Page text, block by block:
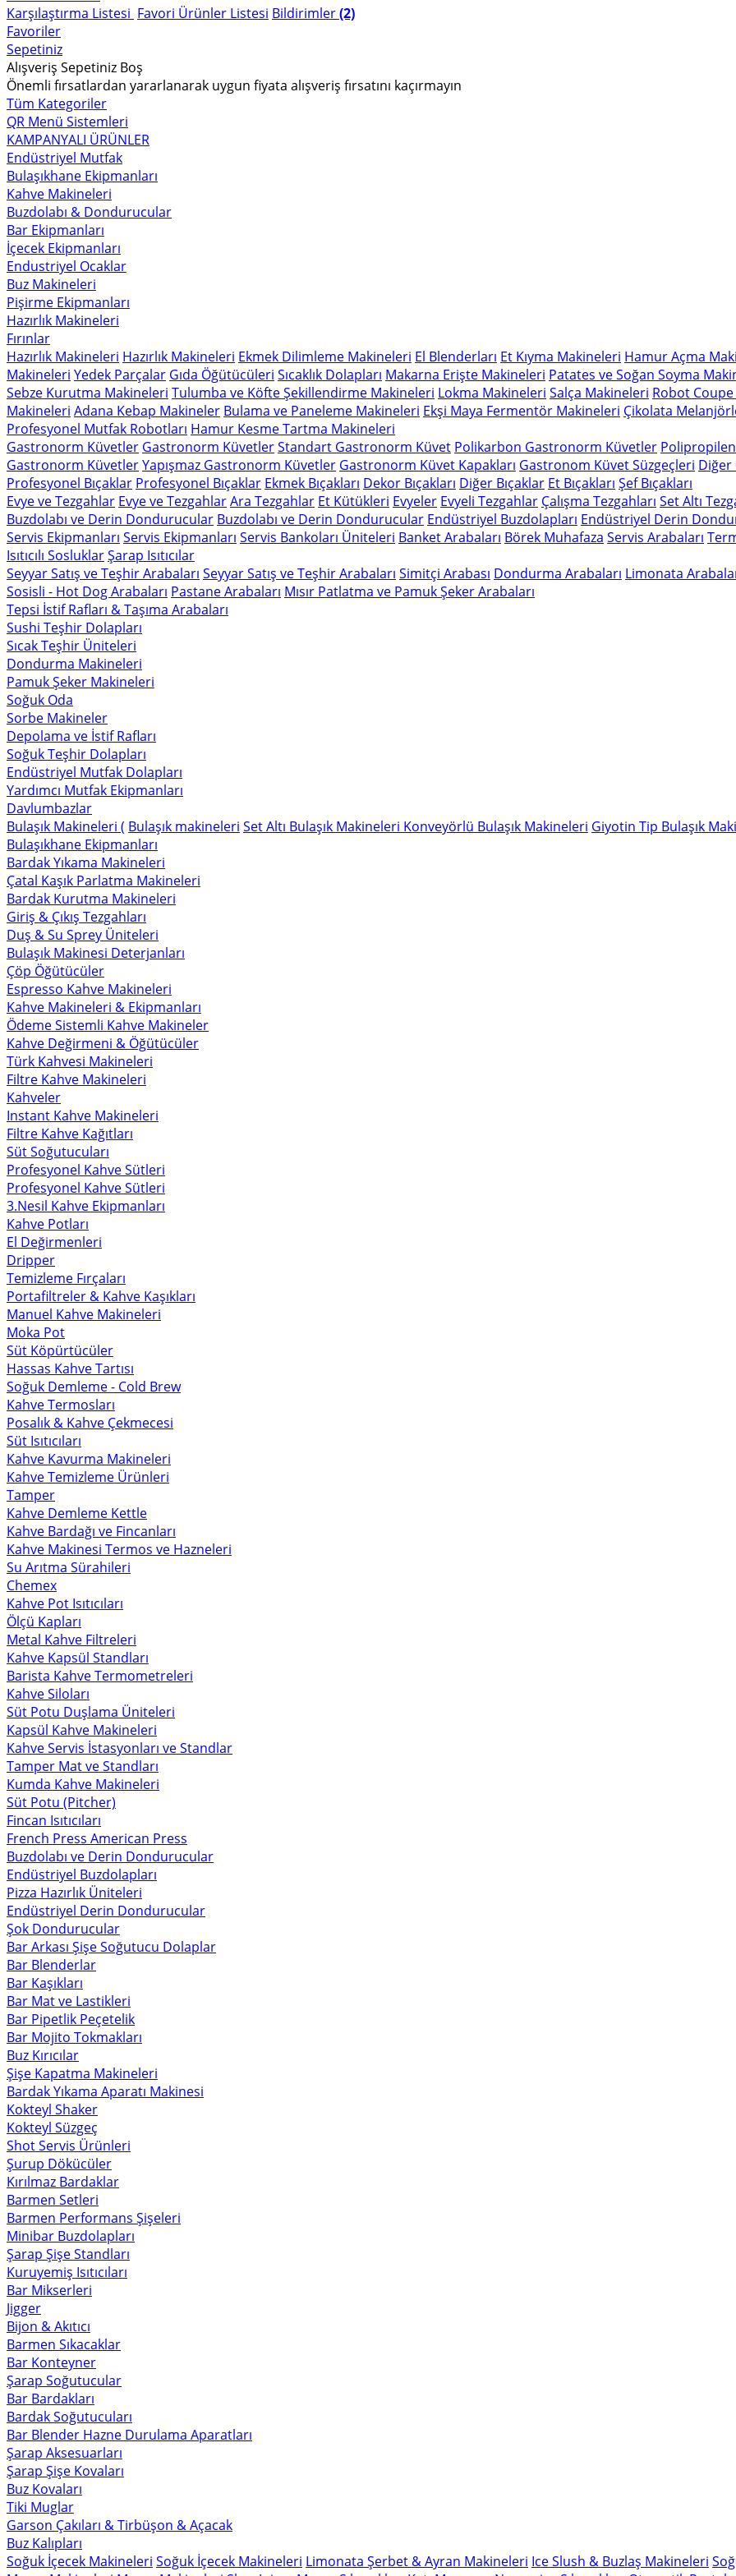
Karşılaştırma Listesi Favori Ürünler Listesi Bildirimler(2)
Favoriler
Sepetiniz
Alışveriş Sepetiniz Boş
Önemli fırsatlardan yararlanarak uygun fiyata alışveriş fırsatını kaçırmayın
Tüm Kategoriler
QR Menü Sistemleri
KAMPANYALI ÜRÜNLER
Endüstriyel Mutfak
Bulaşıkhane Ekipmanları
Kahve Makineleri
Buzdolabı & Dondurucular
Bar Ekipmanları
İçecek Ekipmanları
Endustriyel Ocaklar
Buz Makineleri
Pişirme Ekipmanları
Hazırlık Makineleri
Fırınlar
Hazırlık Makineleri Hazırlık Makineleri Ekmek Dilimleme Makineleri El Blenderları Et Kıyma Makineleri Hamur Açma
Makineleri Yedek Parçalar Gıda Öğütücüleri Sıcaklık Dolapları Makarna Erişte Makineleri Patates ve Soğan Soyma
Sebze Kurutma Makineleri Tulumba ve Köfte Şekillendirme Makineleri Lokma Makineleri Salça Makineleri Robot Coupe
Makineleri Adana Kebap Makineler Bulama ve Paneleme Makineleri Ekşi Maya Fermentör Makineleri Çikolata
Profesyonel Mutfak Robotları Hamur Kesme Tartma Makineleri
Gastronorm Küvetler Gastronorm KüvetlerStandart Gastronorm Küvet Polikarbon Gastronorm Küvetler
Gastronorm KüvetlerYapışmaz Gastronorm Küvetler Gastronorm Küvet Kapakları Gastronom Küvet Süzgeçleri
Profesyonel Bıçaklar Profesyonel Bıçaklar Ekmek Bıçakları Dekor Bıçakları Diğer Bıçaklar Et Bıçakları Şef Bıçakları
Evye ve Tezgahlar Evye ve TezgahlarAra Tezgahlar Et Kütükleri Evyeler Evyeli Tezgahlar Çalışma Tezgahları Set Altı
Buzdolabı ve Derin Dondurucular Buzdolabı ve Derin Dondurucular Endüstriyel Buzdolapları Endüstriyel Derin
Servis Ekipmanları Servis Ekipmanları Servis Bankoları Üniteleri Banket Arabaları Börek Muhafaza Servis Arabaları
Isıtıcılı SosluklarŞarap Isıtıcılar
Seyyar Satış ve Teşhir Arabaları Seyyar Satış ve Teşhir Arabaları Simitçi Arabası Dondurma Arabaları Limonata
Sosisli - Hot Dog Arabaları Pastane Arabaları Mısır Patlatma ve Pamuk Şeker Arabaları
Tepsi İstif Rafları & Taşıma Arabaları
Sushi Teşhir Dolapları
Sıcak Teşhir Üniteleri
Dondurma Makineleri
Pamuk Şeker Makineleri
Soğuk Oda
Sorbe Makineler
Depolama ve İstif Rafları
Soğuk Teşhir Dolapları
Endüstriyel Mutfak Dolapları
Yardımcı Mutfak Ekipmanları
Davlumbazlar
Bulaşık Makineleri ( Bulaşık makineleri Set Altı Bulaşık Makineleri Konveyörlü Bulaşık Makineleri Giyotin Tip Bulaşık
Bulaşıkhane Ekipmanları
Bardak Yıkama Makineleri
Çatal Kaşık Parlatma Makineleri
Bardak Kurutma Makineleri
Giriş & Çıkış Tezgahları
Duş & Su Sprey Üniteleri
Bulaşık Makinesi Deterjanları
Çöp Öğütücüler
Espresso Kahve Makineleri
Kahve Makineleri & Ekipmanları
Ödeme Sistemli Kahve Makineler
Kahve Değirmeni & Öğütücüler
Türk Kahvesi Makineleri
Filtre Kahve Makineleri
Kahveler
Instant Kahve Makineleri
Filtre Kahve Kağıtları
Süt Soğutucuları
Profesyonel Kahve Sütleri
Profesyonel Kahve Sütleri
3.Nesil Kahve Ekipmanları
Kahve Potları
El Değirmenleri
Dripper
Temizleme Fırçaları
Portafiltreler & Kahve Kaşıkları
Manuel Kahve Makineleri
Moka Pot
Süt Köpürtücüler
Hassas Kahve Tartısı
Soğuk Demleme - Cold Brew
Kahve Termosları
Posalık & Kahve Çekmecesi
Süt Isıtıcıları
Kahve Kavurma Makineleri
Kahve Temizleme Ürünleri
Tamper
Kahve Demleme Kettle
Kahve Bardağı ve Fincanları
Kahve Makinesi Termos ve Hazneleri
Su Arıtma Sürahileri
Chemex
Kahve Pot Isıtıcıları
Ölçü Kapları
Metal Kahve Filtreleri
Kahve Kapsül Standları
Barista Kahve Termometreleri
Kahve Siloları
Süt Potu Duşlama Üniteleri
Kapsül Kahve Makineleri
Kahve Servis İstasyonları ve Standlar
Tamper Mat ve Standları
Kumda Kahve Makineleri
Süt Potu (Pitcher)
Fincan Isıtıcıları
French Press American Press
Buzdolabı ve Derin Dondurucular
Endüstriyel Buzdolapları
Pizza Hazırlık Üniteleri
Endüstriyel Derin Dondurucular
Şok Dondurucular
Bar Arkası Şişe Soğutucu Dolaplar
Bar Blenderlar
Bar Kaşıkları
Bar Mat ve Lastikleri
Bar Pipetlik Peçetelik
Bar Mojito Tokmakları
Buz Kırıcılar
Şişe Kapatma Makineleri
Bardak Yıkama Aparatı Makinesi
Kokteyl Shaker
Kokteyl Süzgeç
Shot Servis Ürünleri
Şurup Dökücüler
Kırılmaz Bardaklar
Barmen Setleri
Barmen Performans Şişeleri
Minibar Buzdolapları
Şarap Şişe Standları
Kuruyemiş Isıtıcıları
Bar Mikserleri
Jigger
Bijon & Akıtıcı
Barmen Sıkacaklar
Bar Konteyner
Şarap Soğutucular
Bar Bardakları
Bardak Soğutucuları
Bar Blender Hazne Durulama Aparatları
Şarap Aksesuarları
Şarap Şişe Kovaları
Buz Kovaları
Tiki Muglar
Garson Çakıları & Tirbüşon & Açacak
Buz Kalıpları
Soğuk İçecek Makineleri Soğuk İçecek Makineleri Limonata Şerbet & Ayran Makineleri Ice Slush & Buzlaş Makineleri